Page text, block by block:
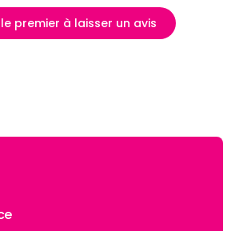
le premier à laisser un avis